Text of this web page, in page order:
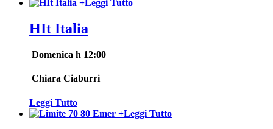
+Leggi Tutto
HIt Italia
Domenica h 12:00
Chiara Ciaburri
Leggi Tutto
+Leggi Tutto